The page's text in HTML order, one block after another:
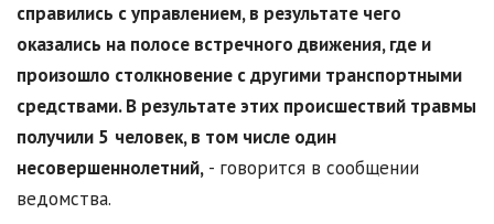
справились с управлением, в результате чего
оказались на полосе встречного движения, где и
произошло столкновение с другими транспортными
средствами. В результате этих происшествий травмы
получили 5 человек, в том числе один
несовершеннолетний, - говорится в сообщении
ведомства.